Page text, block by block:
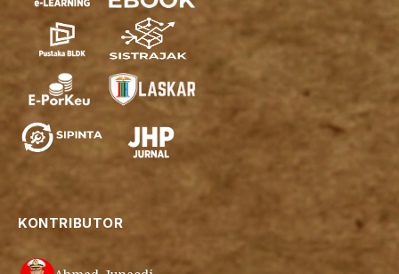
KONTRIBUTOR